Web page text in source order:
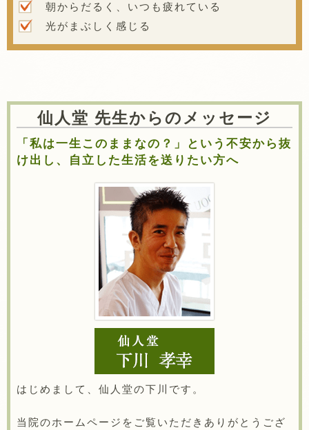
朝からだるく、いつも疲れている
光がまぶしく感じる
仙人堂 先生からのメッセージ
「私は一生このままなの？」という不安から抜
け出し、自立した生活を送りたい方へ
はじめまして、仙人堂の下川です。
当院のホームページをご覧いただきありがとうござ